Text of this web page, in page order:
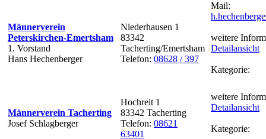
Männerverein
Peterskirchen-Emertsham
1. Vorstand
Hans Hechenberger
Niederhausen 1
83342
Tacherting/Emertsham
Telefon: 08628 / 397
Mail:
weitere
Detailansicht
Kategorie:
Männerverein Tacherting
Josef Schlagberger
Hochreit 1
83342 Tacherting
Telefon: 08621
63401
weitere
Detailansicht
Kategorie: